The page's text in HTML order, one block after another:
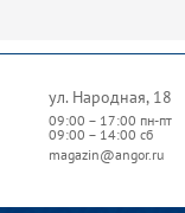
ул. Народная, 18
09:00 – 17:00 пн-пт
09:00 – 14:00 сб
magazin@angor.ru